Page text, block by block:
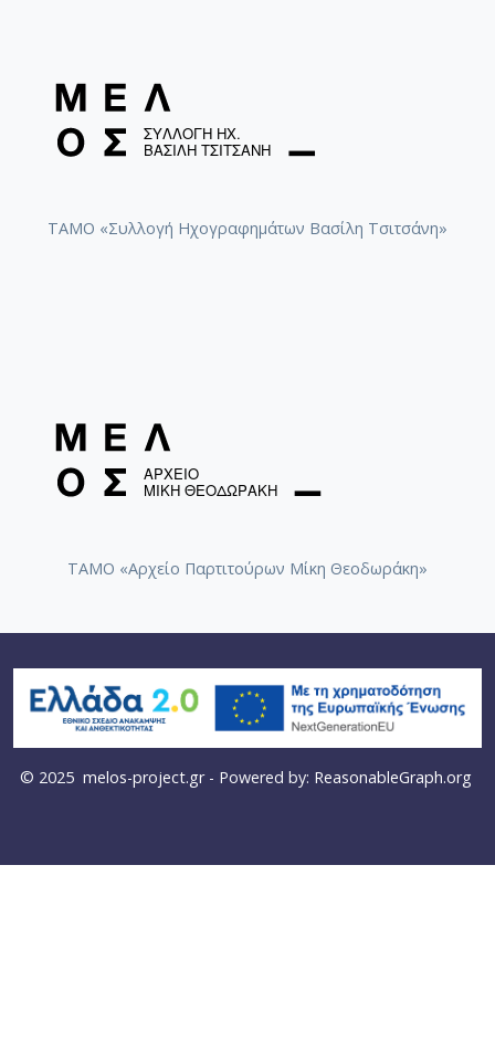
ΤΑΜΟ «Συλλογή Ηχογραφημάτων Βασίλη Τσιτσάνη»
ΤΑΜΟ «Αρχείο Παρτιτούρων Μίκη Θεοδωράκη»
© 2025 melos-project.gr- Powered by: ReasonableGraph.org